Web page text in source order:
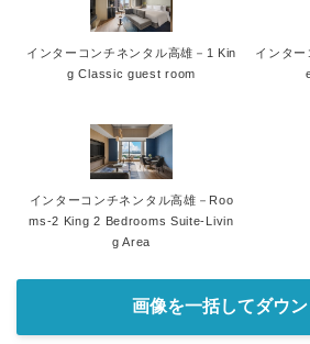
インターコンチネンタル高雄－1 Kin
g Classic guest room
インタ
インターコンチネンタル高雄－Roo
ms-2 King 2 Bedrooms Suite-Livin
g Area
画像を一括してダウ